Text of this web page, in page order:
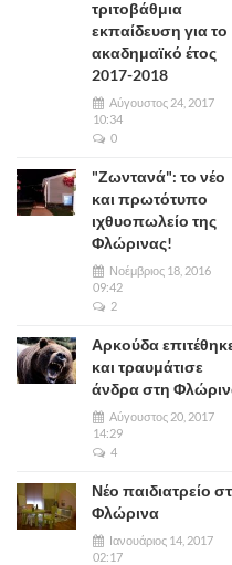
τριτοβάθμια
εκπαίδευση για το
ακαδημαϊκό έτος
2017-2018
Αύγουστος 24, 2017
10:34
0
"Ζωντανά": το νέο
και πρωτότυπο
ιχθυοπωλείο της
Φλώρινας!
Νοέμβριος 18, 2016
09:42
2
Αρκούδα
και τραυμάτισε
άνδρα στη
Αύγουστος 20, 2017
14:29
4
Νέο παιδιατρείο
Φλώρινα
Ιανουάριος 14, 2017
02:17